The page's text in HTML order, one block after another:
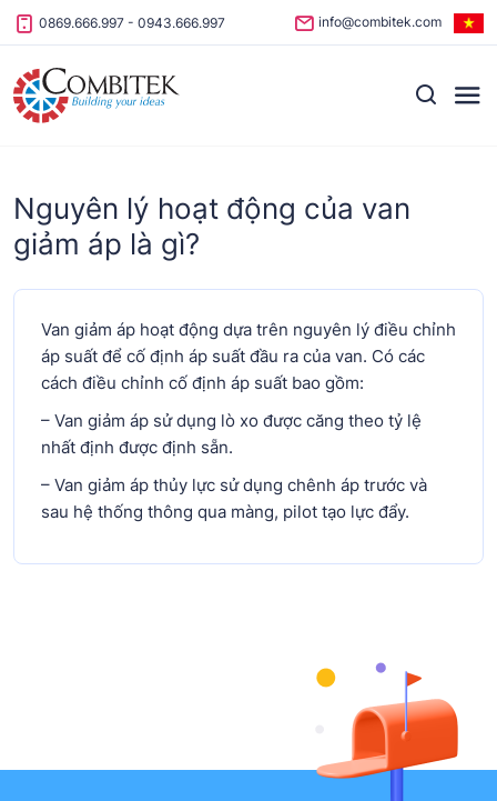
Skip to content
0869.666.997 - 0943.666.997 info@combitek.com
Nguyên lý hoạt động của van
giảm áp là gì?
Van giảm áp hoạt động dựa trên nguyên lý điều chỉnh
áp suất để cố định áp suất đầu ra của van. Có các
cách điều chỉnh cố định áp suất bao gồm:
– Van giảm áp sử dụng lò xo được căng theo tỷ lệ
nhất định được định sẵn.
– Van giảm áp thủy lực sử dụng chênh áp trước và
sau hệ thống thông qua màng, pilot tạo lực đẩy.